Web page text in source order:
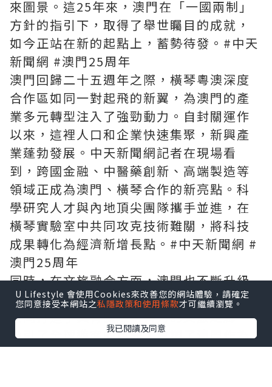
來圖景。這25年來，澳門在「一國兩制」
方針的指引下，取得了舉世矚目的成就，
如今正站在新的起點上，蓄勢待發。#中天
新聞網 #澳門25周年
澳門回歸二十五週年之際，橫琴粵澳深度
合作區如同一對起飛的新翼，為澳門的產
業多元轉型注入了強勁動力。自封關運作
以來，這裡人口和企業快速集聚，新興產
業蓬勃發展。中天新聞網記者在現場看
到，跨國金融、中醫藥創新、高端製造等
領域正成為澳門、橫琴合作的新亮點。科
學研究人才與內地頂尖團隊攜手並進，在
橫琴實驗室中共同攻克技術難關，將科技
成果轉化為經濟新增長點。#中天新聞網 #
澳門25周年
同時，在文旅融合方面，澳門也不斷升級
創新。橫琴長隆與澳門歷史城區的聯動，
共同打造了具有國際影響力的文旅走廊，
吸引了全球遊客的目光，重塑了澳門作為
U Lifestyle 會使用Cookies來改善您的網站體驗，請確定
您同意接受本網站之私隱政策和使用條款才可繼續瀏覽。
我已閱讀及同意